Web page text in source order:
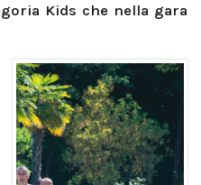
Kids che nella gara